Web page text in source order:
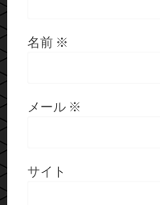
名前 ※
メール ※
サイト